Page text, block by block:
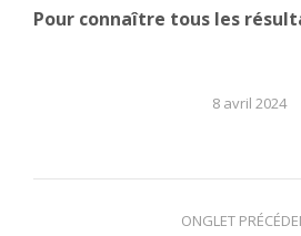
Pour connaître tous les
8 avril 2024
Navigation
ONGLET